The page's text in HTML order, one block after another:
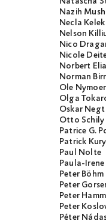
Nazih
Necla Kelek
Nelson
Nico
Nicole
Norbert
Norman
Ole
Olga
Oskar Negt
Otto Schily
Patrice G.
Patrick Kury
Paul Nolte
Paula-
Peter Böhm
Peter
Peter
Peter
Péter